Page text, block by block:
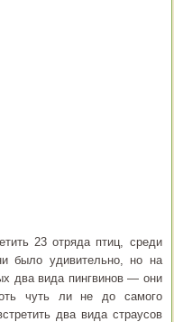
23 отряда птиц, среди
было удивительно, но на
два вида пингвинов — они
чуть ли не до самого
два вида страусов